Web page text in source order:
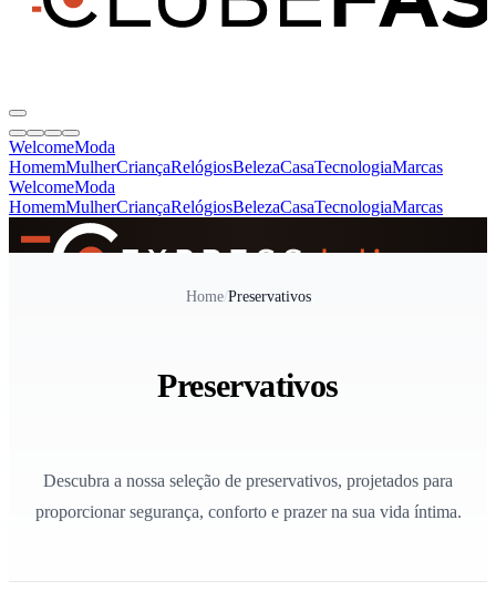
WelcomeModa
HomemMulherCriançaRelógiosBelezaCasaTecnologiaMarcas
WelcomeModa
HomemMulherCriançaRelógiosBelezaCasaTecnologiaMarcas
Home/Preservativos
Preservativos
Descubra a nossa seleção de preservativos, projetados para
proporcionar segurança, conforto e prazer na sua vida íntima.